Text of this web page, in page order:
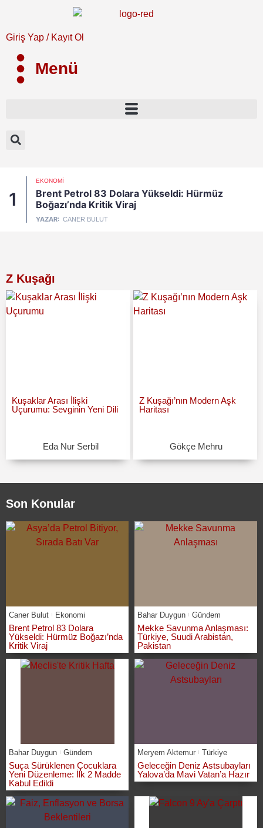
Giriş Yap / Kayıt Ol
Menü
1
EKONOMI
Brent Petrol 83 Dolara Yükseldi: Hürmüz
Boğazı’nda Kritik Viraj
YAZAR: CANER BULUT
Z Kuşağı
Kuşaklar Arası İlişki
Uçurumu: Sevginin Yeni Dili
Eda Nur Serbil
Z Kuşağı’nın Modern Aşk
Haritası
Gökçe Mehru
Son Konular
Caner Bulut Ekonomi
Brent Petrol 83 Dolara
Yükseldi: Hürmüz Boğazı’nda
Kritik Viraj
Bahar Duygun Gündem
Mekke Savunma Anlaşması:
Türkiye, Suudi Arabistan,
Pakistan
Bahar Duygun Gündem
Suça Sürüklenen Çocuklara
Yeni Düzenleme: İlk 2 Madde
Kabul Edildi
Meryem Aktemur Türkiye
Geleceğin Deniz Astsubayları
Yalova’da Mavi Vatan’a Hazır